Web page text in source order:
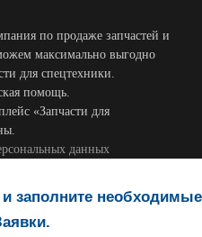
по продаже запчастей и
максимально выгодно
для спецтехники.
помощь.
«Запчасти для
данных
заполните необходимые